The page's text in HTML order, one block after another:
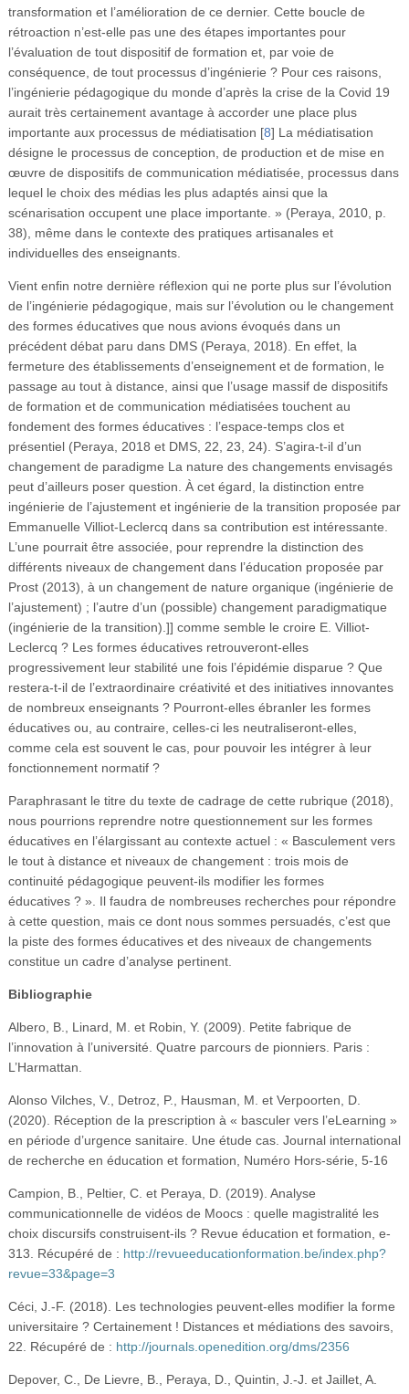
transformation et l’amélioration de ce dernier. Cette boucle de
rétroaction n’est-elle pas une des étapes importantes pour
l’évaluation de tout dispositif de formation et, par voie de
conséquence, de tout processus d’ingénierie ? Pour ces raisons,
l’ingénierie pédagogique du monde d’après la crise de la Covid 19
aurait très certainement avantage à accorder une place plus
importante aux processus de médiatisation [8] La médiatisation
désigne le processus de conception, de production et de mise en
œuvre de dispositifs de communication médiatisée, processus dans
lequel le choix des médias les plus adaptés ainsi que la
scénarisation occupent une place importante. » (Peraya, 2010, p.
38), même dans le contexte des pratiques artisanales et
individuelles des enseignants.
Vient enfin notre dernière réflexion qui ne porte plus sur l’évolution
de l’ingénierie pédagogique, mais sur l’évolution ou le changement
des formes éducatives que nous avions évoqués dans un
précédent débat paru dans DMS (Peraya, 2018). En effet, la
fermeture des établissements d’enseignement et de formation, le
passage au tout à distance, ainsi que l’usage massif de dispositifs
de formation et de communication médiatisées touchent au
fondement des formes éducatives : l’espace-temps clos et
présentiel (Peraya, 2018 et DMS, 22, 23, 24). S’agira-t-il d’un
changement de paradigme La nature des changements envisagés
peut d’ailleurs poser question. À cet égard, la distinction entre
ingénierie de l’ajustement et ingénierie de la transition proposée par
Emmanuelle Villiot-Leclercq dans sa contribution est intéressante.
L’une pourrait être associée, pour reprendre la distinction des
différents niveaux de changement dans l’éducation proposée par
Prost (2013), à un changement de nature organique (ingénierie de
l’ajustement) ; l’autre d’un (possible) changement paradigmatique
(ingénierie de la transition).]] comme semble le croire E. Villiot-
Leclercq ? Les formes éducatives retrouveront-elles
progressivement leur stabilité une fois l’épidémie disparue ? Que
restera-t-il de l’extraordinaire créativité et des initiatives innovantes
de nombreux enseignants ? Pourront-elles ébranler les formes
éducatives ou, au contraire, celles-ci les neutraliseront-elles,
comme cela est souvent le cas, pour pouvoir les intégrer à leur
fonctionnement normatif ?
Paraphrasant le titre du texte de cadrage de cette rubrique (2018),
nous pourrions reprendre notre questionnement sur les formes
éducatives en l’élargissant au contexte actuel : « Basculement vers
le tout à distance et niveaux de changement : trois mois de
continuité pédagogique peuvent-ils modifier les formes
éducatives ? ». Il faudra de nombreuses recherches pour répondre
à cette question, mais ce dont nous sommes persuadés, c’est que
la piste des formes éducatives et des niveaux de changements
constitue un cadre d’analyse pertinent.
Bibliographie
Albero, B., Linard, M. et Robin, Y. (2009). Petite fabrique de
l’innovation à l’université. Quatre parcours de pionniers. Paris :
L’Harmattan.
Alonso Vilches, V., Detroz, P., Hausman, M. et Verpoorten, D.
(2020). Réception de la prescription à « basculer vers l’eLearning »
en période d’urgence sanitaire. Une étude cas. Journal international
de recherche en éducation et formation, Numéro Hors-série, 5-16
Campion, B., Peltier, C. et Peraya, D. (2019). Analyse
communicationnelle de vidéos de Moocs : quelle magistralité les
choix discursifs construisent-ils ? Revue éducation et formation, e-
313. Récupéré de : http://revueeducationformation.be/index.php?
revue=33&page=3
Céci, J.-F. (2018). Les technologies peuvent-elles modifier la forme
universitaire ? Certainement ! Distances et médiations des savoirs,
22. Récupéré de : http://journals.openedition.org/dms/2356
Depover, C., De Lievre, B., Peraya, D., Quintin, J.-J. et Jaillet, A.